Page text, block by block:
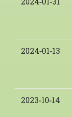
2024-01-31
2024-01-13
2023-10-14